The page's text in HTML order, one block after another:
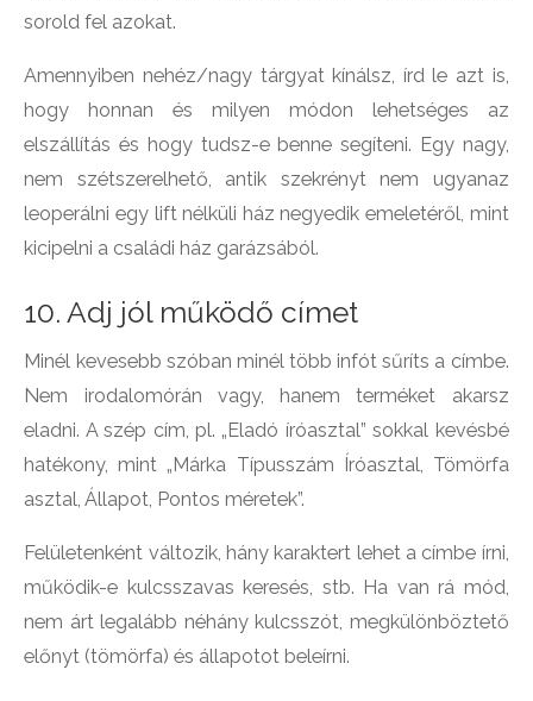
sorold fel azokat.
Amennyiben nehéz/nagy tárgyat kínálsz, írd le azt is,
hogy honnan és milyen módon lehetséges az
elszállítás és hogy tudsz-e benne segíteni. Egy nagy,
nem szétszerelhető, antik szekrényt nem ugyanaz
leoperálni egy lift nélküli ház negyedik emeletéről, mint
kicipelni a családi ház garázsából.
10. Adj jól működő címet
Minél kevesebb szóban minél több infót sűríts a címbe.
Nem irodalomórán vagy, hanem terméket akarsz
eladni. A szép cím, pl. „Eladó íróasztal” sokkal kevésbé
hatékony, mint „Márka Típusszám Íróasztal, Tömörfa
asztal, Állapot, Pontos méretek”.
Felületenként változik, hány karaktert lehet a címbe írni,
működik-e kulcsszavas keresés, stb. Ha van rá mód,
nem árt legalább néhány kulcsszót, megkülönböztető
előnyt (tömörfa) és állapotot beleírni.